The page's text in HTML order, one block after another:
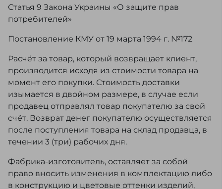
Статья 9 Закона Украины «О защите прав
потребителей»
Постановление КМУ от 19 марта 1994 г. №172
Расчёт за товар, который возвращает клиент,
производится исходя из стоимости товара на
момент его покупки. Стоимость доставки
изымается в двойном размере, в случае если
продавец отправлял товар покупателю за свой
счёт. Возврат денег покупателю осуществляется
после поступления товара на склад продавца, в
течении 3 (три) рабочих дня.
Фабрика-изготовитель, оставляет за собой
право вносить изменения в комплектацию либо
в конструкцию и цветовые оттенки изделий,